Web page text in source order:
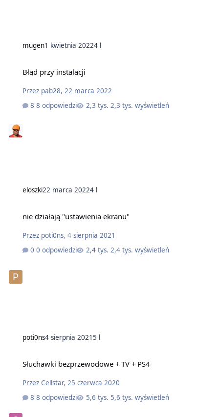
mugen1 kwietnia 20224 l
Błąd przy instalacji
Przez pab28, 22 marca 2022
8 odpowiedzi
2,3 tys. wyświetleń
eloszki22 marca 20224 l
nie działają "ustawienia ekranu"
Przez poti0ns, 4 sierpnia 2021
0 odpowiedzi
2,4 tys. wyświetleń
poti0ns4 sierpnia 20215 l
Słuchawki bezprzewodowe + TV + PS4
Przez Cellstar, 25 czerwca 2020
8 odpowiedzi
5,6 tys. wyświetleń